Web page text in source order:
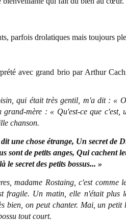
parfois drolatiques mais toujours
avec grand brio par Arthur
qui était très gentil, m'a dit : «
grand-mère : « Qu'est-ce que
chanson.
une chose étrange, Un secret de
sont de petits anges, Qui cachent
le secret des petits bossus... »
madame Rostaing, c'est comme
fragile. Un matin, elle n'était plus
bien, on peut chanter. Mai, un petit
tout court.